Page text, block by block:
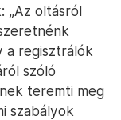
„Az oltásról
a regisztrálók
szóló
teremti meg
szabályok